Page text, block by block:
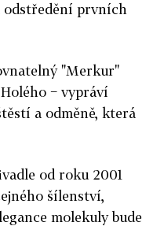
prvních
"Merkur"
− vypráví
a odměně, která
od roku 2001
šílenství,
molekuly bude